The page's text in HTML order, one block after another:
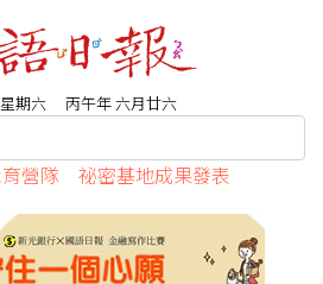
期六 丙午年 六月廿六
育營隊 祕密基地成果發表